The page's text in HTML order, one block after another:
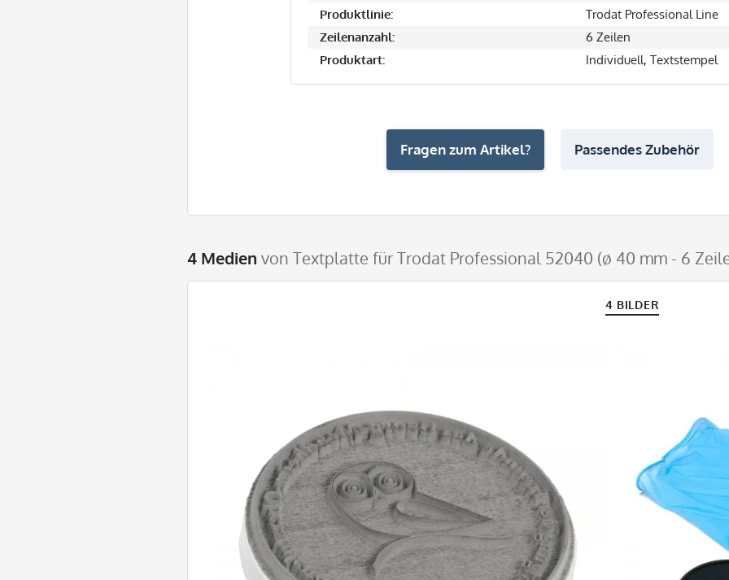
Produktlinie:
Trodat Professional Line
Zeilenanzahl:
6 Zeilen
Produktart:
Individuell, Textstempel
Fragen zum Artikel? Passendes Zubehör
4 Medien von Textplatte für Trodat Professional 52040 (ø 40 mm - 6
4 BILDER